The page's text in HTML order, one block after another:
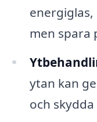
men spara
ytan kan
och